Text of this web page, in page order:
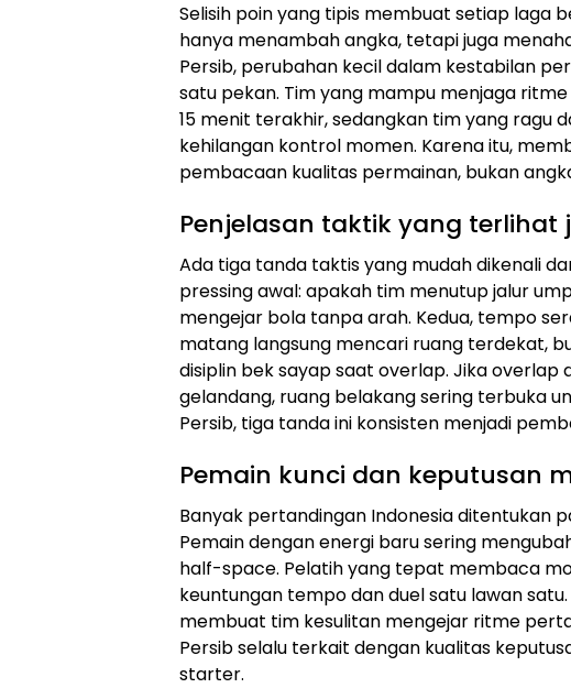
Selisih poin yang tipis membuat setiap laga
hanya menambah angka, tetapi juga
Persib, perubahan kecil dalam kestabilan
satu pekan. Tim yang mampu menjaga
15 menit terakhir, sedangkan tim yang ragu
kehilangan kontrol momen. Karena itu,
pembacaan kualitas permainan, bukan
Penjelasan taktik yang terlihat
Ada tiga tanda taktis yang mudah dikenali
pressing awal: apakah tim menutup jalur
mengejar bola tanpa arah. Kedua, tempo
matang langsung mencari ruang terdekat,
disiplin bek sayap saat overlap. Jika overlap
gelandang, ruang belakang sering terbuka
Persib, tiga tanda ini konsisten menjadi
Pemain kunci dan keputusan
Banyak pertandingan Indonesia ditentukan
Pemain dengan energi baru sering
half-space. Pelatih yang tepat membaca
keuntungan tempo dan duel satu lawan
membuat tim kesulitan mengejar ritme
Persib selalu terkait dengan kualitas
starter.